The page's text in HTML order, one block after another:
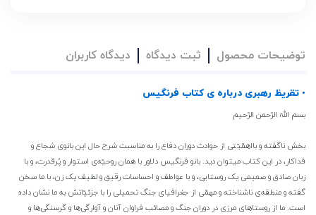
توضیحات محصول ثبت دیدگاه دیدگاه کاربران
• تقریظ رهبری درباره ی کتاب فرنگیس
بسم الله الرّحمن الرّحیم
بخش ناگفته و بااهمّیّتی از حوادث دوران دفاع را به مناسبت شرح حال این بانوی شجاع و
فداکار، در این کتاب میتوان دید. بانو فرنگیس دلاور با همان روحیّه‌ی استوار و پُرقدرت، و با
زبان صادق و صمیمی یک روستایی، و با عواطف و احساسات رقیق و لطیف یک زن، با ما سخن
گفته و منطقه‌ی ناشناخته و مهمّی از جغرافیای جنگ تحمیلی را با جزئیّاتش به ما نشان داده
است. ما از روستاهای مرزی در دوران جنگ و مصائب فراوان آنان و آوارگی‌ها و گرسنگی‌ها و